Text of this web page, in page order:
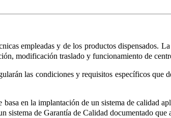
empleadas y de los productos dispensados.
modificación traslado y funcionamiento de
las condiciones y requisitos específicos que
basa en la implantación de un sistema de calidad
sistema de Garantía de Calidad documentado